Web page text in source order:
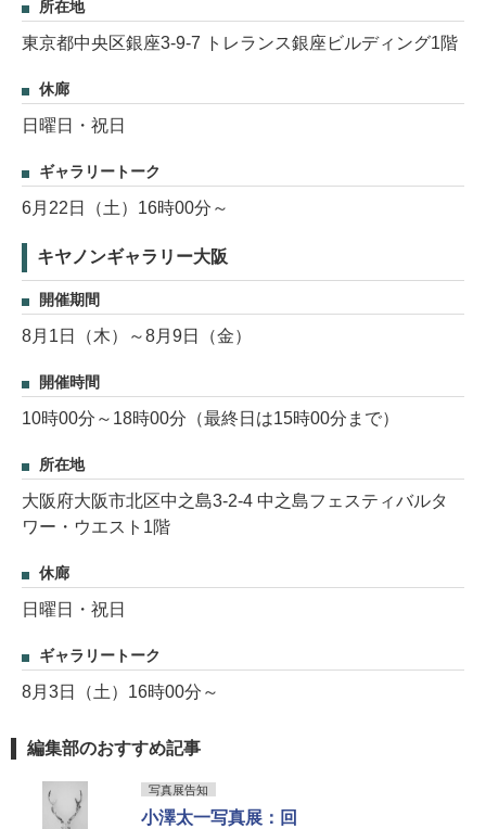
所在地
東京都中央区銀座3-9-7 トレランス銀座ビルディング1階
休廊
日曜日・祝日
ギャラリートーク
6月22日（土）16時00分～
キヤノンギャラリー大阪
開催期間
8月1日（木）～8月9日（金）
開催時間
10時00分～18時00分（最終日は15時00分まで）
所在地
大阪府大阪市北区中之島3-2-4 中之島フェスティバルタ
ワー・ウエスト1階
休廊
日曜日・祝日
ギャラリートーク
8月3日（土）16時00分～
編集部のおすすめ記事
写真展告知
小澤太一写真展：回